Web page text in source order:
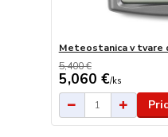
Meteostanica v tvare
5,400 €
5,060 €/ks